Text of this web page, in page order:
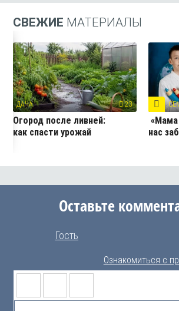
СВЕЖИЕ МАТЕРИАЛЫ
ДАЧА 23
Огород после ливней:
как спасти урожай
«Мама
нас
Оставьте
Гость
Ознакомиться с